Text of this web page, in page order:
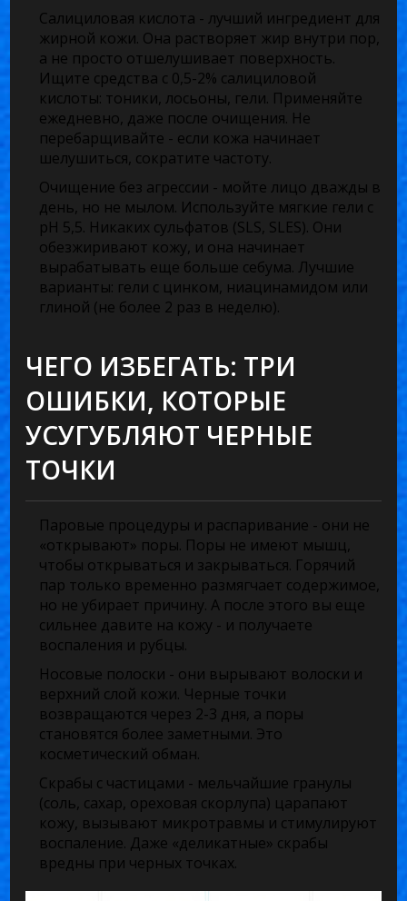
Салициловая кислота - лучший ингредиент для
жирной кожи. Она растворяет жир внутри пор,
а не просто отшелушивает поверхность.
Ищите средства с 0,5-2% салициловой
кислоты: тоники, лосьоны, гели. Применяйте
ежедневно, даже после очищения. Не
перебарщивайте - если кожа начинает
шелушиться, сократите частоту.
Очищение без агрессии - мойте лицо дважды в
день, но не мылом. Используйте мягкие гели с
pH 5,5. Никаких сульфатов (SLS, SLES). Они
обезжиривают кожу, и она начинает
вырабатывать еще больше себума. Лучшие
варианты: гели с цинком, ниацинамидом или
глиной (не более 2 раз в неделю).
ЧЕГО ИЗБЕГАТЬ: ТРИ
ОШИБКИ, КОТОРЫЕ
УСУГУБЛЯЮТ ЧЕРНЫЕ
ТОЧКИ
Паровые процедуры и распаривание - они не
«открывают» поры. Поры не имеют мышц,
чтобы открываться и закрываться. Горячий
пар только временно размягчает содержимое,
но не убирает причину. А после этого вы еще
сильнее давите на кожу - и получаете
воспаления и рубцы.
Носовые полоски - они вырывают волоски и
верхний слой кожи. Черные точки
возвращаются через 2-3 дня, а поры
становятся более заметными. Это
косметический обман.
Скрабы с частицами - мельчайшие гранулы
(соль, сахар, ореховая скорлупа) царапают
кожу, вызывают микротравмы и стимулируют
воспаление. Даже «деликатные» скрабы
вредны при черных точках.